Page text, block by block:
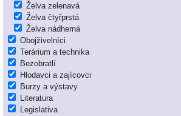
Želva zelenavá
Želva čtyřprstá
Želva nádherná
Obojživelníci
Terárium a technika
Bezobratlí
Hlodavci a zajícovci
Burzy a výstavy
Literatura
Legislativa